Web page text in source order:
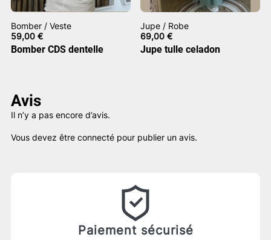
Bomber / Veste
59,00 €
Bomber CDS dentelle
Jupe / Robe
69,00€
Jupe tulle celadon
Avis
Il n’y a pas encore d’avis.
Vous devez être connecté pour publier un avis.
Paiement sécurisé